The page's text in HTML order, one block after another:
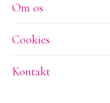
Om os
Cookies
Kontakt